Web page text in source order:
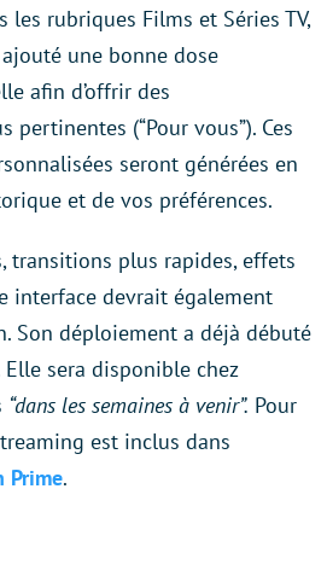
les rubriques Films et Séries TV,
une bonne dose
afin d’offrir des
pertinentes (“Pour vous”). Ces
seront générées en
et de vos préférences.
transitions plus rapides, effets
interface devrait également
Son déploiement a déjà débuté
sera disponible chez
“dans les semaines à venir”. Pour
est inclus dans
Prime.